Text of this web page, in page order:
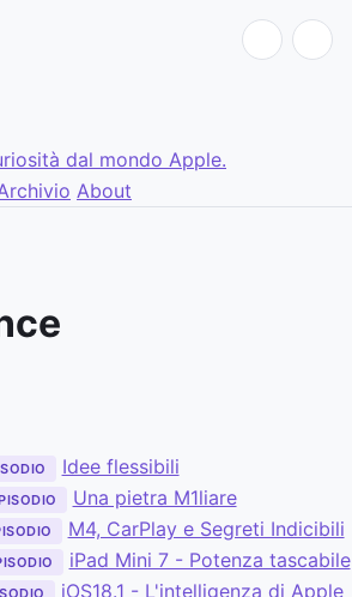
dal mondo Apple.
About
Idee flessibili
Una pietra M1liare
M4, CarPlay e Segreti Indicibili
iPad Mini 7 - Potenza tascabile
iOS18.1 - L'intelligenza di Apple